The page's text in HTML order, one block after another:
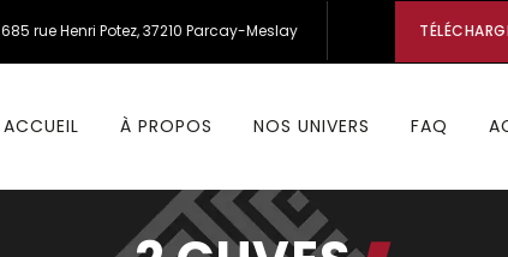
685 rue Henri Potez, 37210 Parcay-Meslay
ACCUEIL À PROPOS NOS UNIVERS FAQ